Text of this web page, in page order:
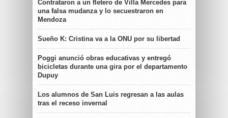
Contrataron a un fletero de Villa Mercedes para
una falsa mudanza y lo secuestraron en
Mendoza
Sueño K: Cristina va a la ONU por su libertad
Poggi anunció obras educativas y entregó
bicicletas durante una gira por el departamento
Dupuy
Los alumnos de San Luis regresan a las aulas
tras el receso invernal